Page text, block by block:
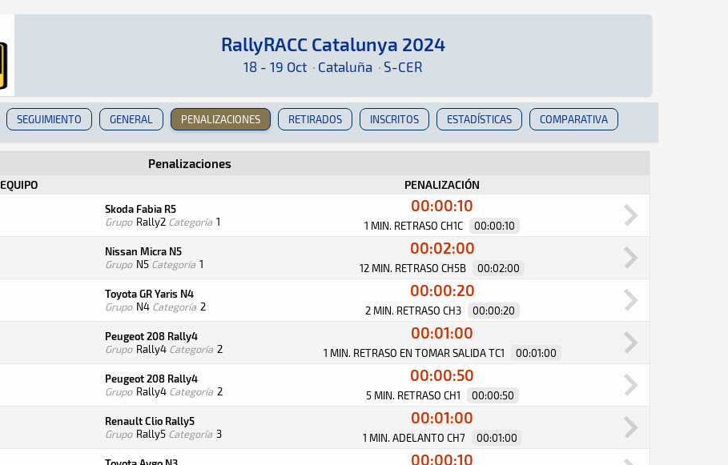
RallyRACC Catalunya 2024
18 - 19 Oct · Cataluña · S-CER
Rally · RallyRACC Catalunya 2024 · S-CER: Aquí podrás encontrar toda la información
SEGUIMIENTO GENERAL PENALIZACIONES RETIRADOS INSCRITOS ESTADÍSTICAS COMPARATIVA
Penalizaciones
EQUIPO PENALIZACIÓN
Skoda Fabia R5
Grupo Rally2 Categoría 1
00:00:10
1 MIN. RETRASO CH1C 00:00:10
Nissan Micra N5
Grupo N5 Categoría 1
00:02:00
12 MIN. RETRASO CH5B 00:02:00
Toyota GR Yaris N4
Grupo N4 Categoría 2
00:00:20
2 MIN. RETRASO CH3 00:00:20
Peugeot 208 Rally4
Grupo Rally4 Categoría 2
00:01:00
1 MIN. RETRASO EN TOMAR SALIDA TC1 00:01:00
Peugeot 208 Rally4
Grupo Rally4 Categoría 2
00:00:50
5 MIN. RETRASO CH1 00:00:50
Renault Clio Rally5
Grupo Rally5 Categoría 3
00:01:00
1 MIN. ADELANTO CH7 00:01:00
00:00:10